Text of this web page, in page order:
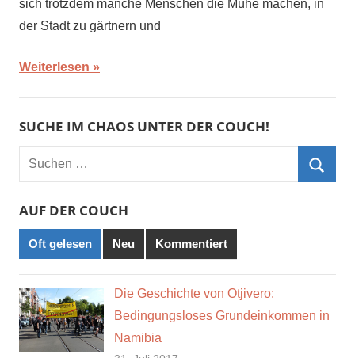
sich trotzdem manche Menschen die Mühe machen, in
der Stadt zu gärtnern und
Weiterlesen
SUCHE IM CHAOS UNTER DER COUCH!
Suchen
AUF DER COUCH
Oft gelesen Neu Kommentiert
Die Geschichte von Otjivero:
Bedingungsloses Grundeinkommen in
Namibia